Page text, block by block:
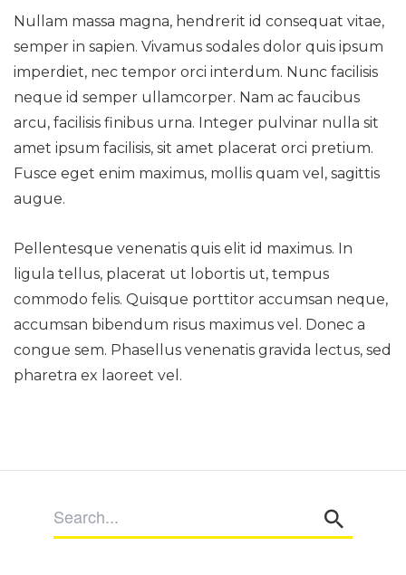
Nullam massa magna, hendrerit id consequat vitae,
semper in sapien. Vivamus sodales dolor quis ipsum
imperdiet, nec tempor orci interdum. Nunc facilisis
neque id semper ullamcorper. Nam ac faucibus
arcu, facilisis finibus urna. Integer pulvinar nulla sit
amet ipsum facilisis, sit amet placerat orci pretium.
Fusce eget enim maximus, mollis quam vel, sagittis
augue.
Pellentesque venenatis quis elit id maximus. In
ligula tellus, placerat ut lobortis ut, tempus
commodo felis. Quisque porttitor accumsan neque,
accumsan bibendum risus maximus vel. Donec a
congue sem. Phasellus venenatis gravida lectus, sed
pharetra ex laoreet vel.